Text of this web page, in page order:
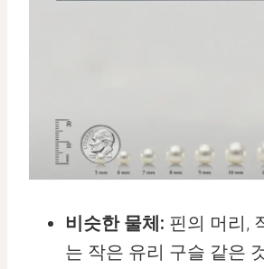
비슷한 물체: 핀의 머리,
는 작은 유리 구슬 같은